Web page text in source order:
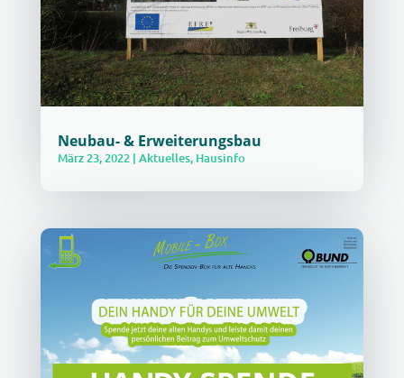
Neubau- & Erweiterungsbau
März 23, 2022| Aktuelles, Hausinfo